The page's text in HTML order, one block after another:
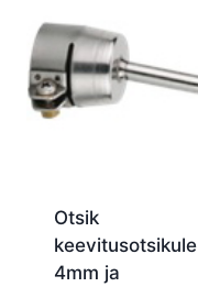
Otsik
keevitusotsikule
4mm ja